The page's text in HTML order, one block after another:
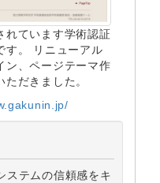
れています学術認証
す。 リニューアル
ン、ページテーマ作
だきました。
ステムの信頼感をキ